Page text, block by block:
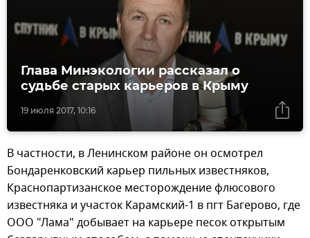
19 июля 2017, 10:16
Глава Минэкологии рассказал о
судьбе старых карьеров в Крыму
В частности, в Ленинском районе он осмотрел
Бондаренковский карьер пильных известняков,
Краснопартизанское месторождение флюсового
известняка и участок Карамский-1 в пгт Багерово, где
ООО "Лама" добывает на карьере песок открытым